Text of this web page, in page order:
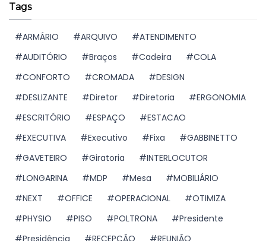
Tags
ARMÁRIO ARQUIVO
ATENDIMENTO
AUDITÓRIO
Braços Cadeira
COLA
CONFORTO
CROMADA
DESIGN
DESLIZANTE
Diretor Diretoria
ERGONOMIA
ESCRITÓRIO
ESPAÇO
ESTACAO
EXECUTIVA
Executivo Fixa
GABBINETTO
GAVETEIRO
Giratoria
INTERLOCUTOR
LONGARINA
MDP Mesa
MOBILIÁRIO
NEXT
OFFICE OPERACIONAL
OTIMIZA
PHYSIO
PISO POLTRONA
Presidente